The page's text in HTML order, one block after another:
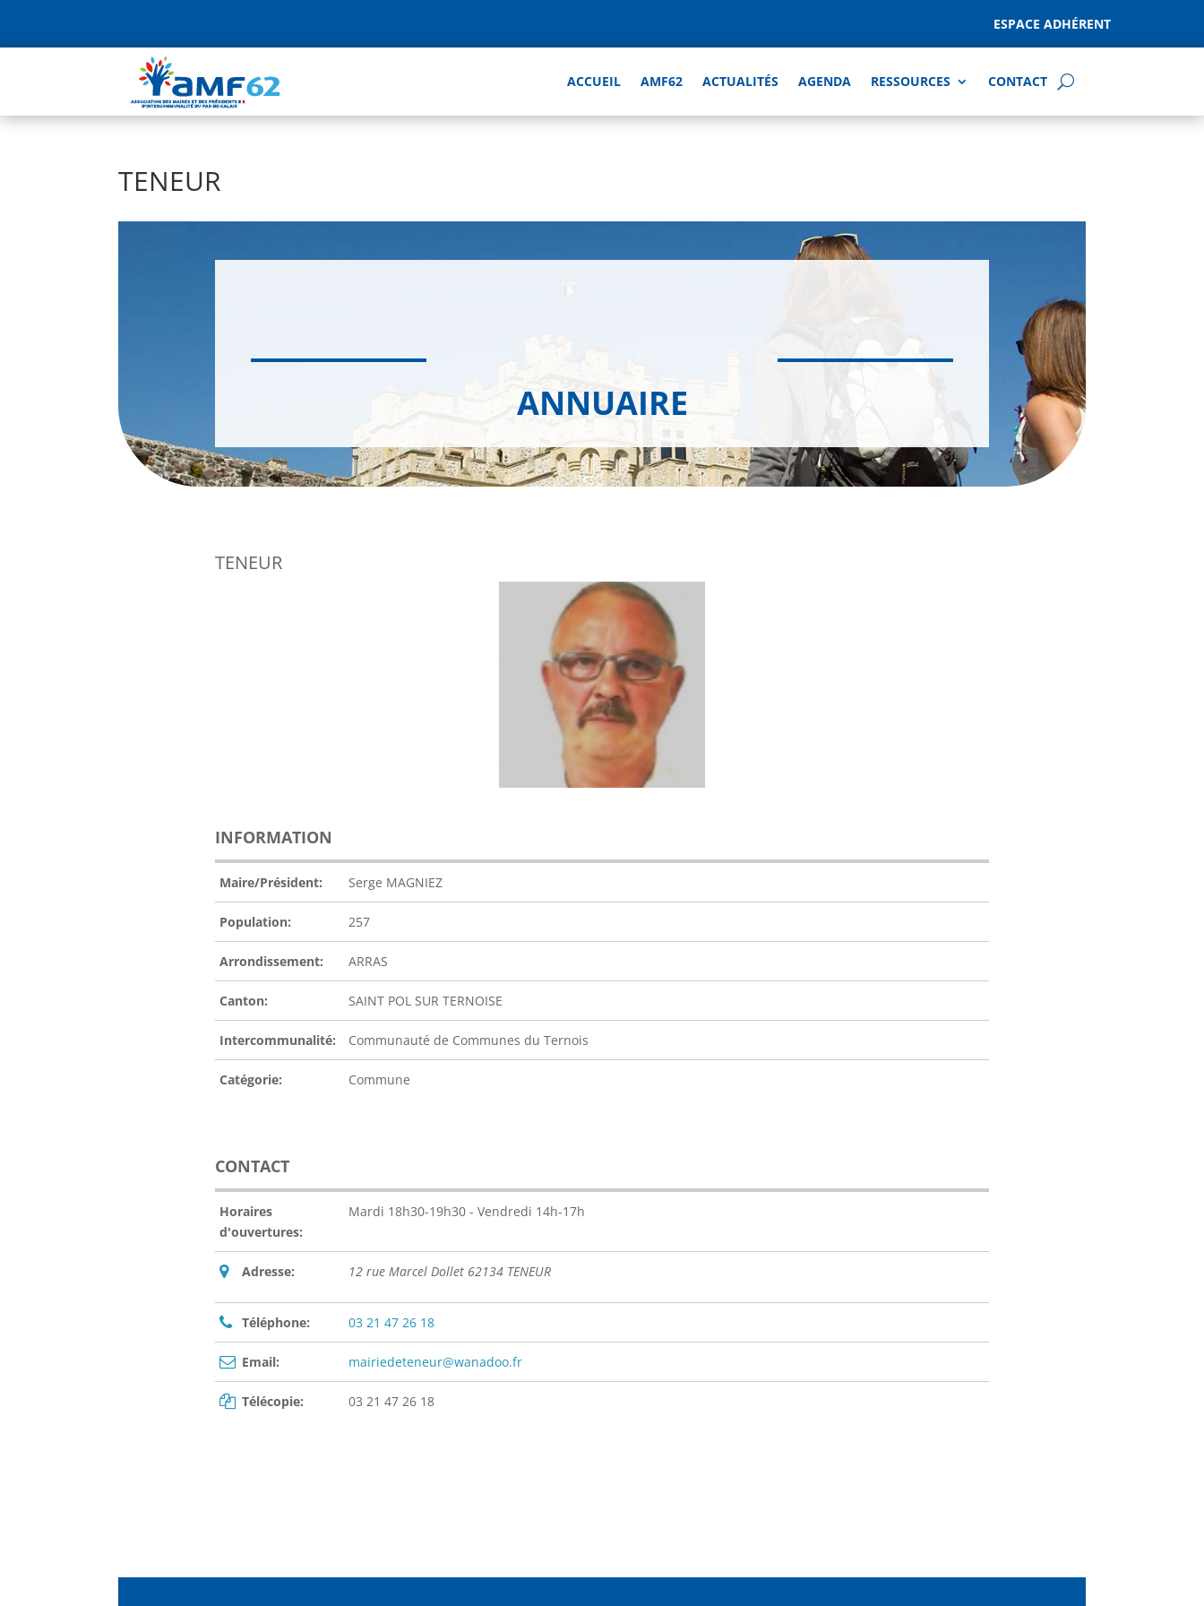
ESPACE ADHÉRENT
ACCUEIL AMF62 ACTUALITÉS AGENDA RESSOURCES CONTACT
TENEUR
ANNUAIRE
TENEUR
INFORMATION
Maire/Président: Serge MAGNIEZ
Population: 257
Arrondissement: ARRAS
Canton: SAINT POL SUR TERNOISE
Intercommunalité: Communauté de Communes du Ternois
Catégorie: Commune
CONTACT
Horaires
d'ouvertures:
Mardi 18h30-19h30 - Vendredi 14h-17h
Adresse: 12 rue Marcel Dollet 62134 TENEUR
Téléphone: 03 21 47 26 18
Email: mairiedeteneur@wanadoo.fr
Télécopie: 03 21 47 26 18